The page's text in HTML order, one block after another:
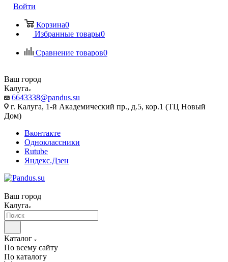
Войти
Корзина0
Избранные товары0
Сравнение товаров0
Ваш город
Калуга
6643338@pandus.su
г. Калуга, 1-й Академический пр., д.5, кор.1 (ТЦ Новый
Дом)
Вконтакте
Одноклассники
Rutube
Яндекс.Дзен
Ваш город
Калуга
Каталог
По всему сайту
По каталогу